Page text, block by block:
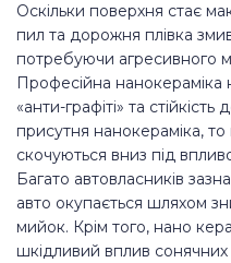
Оскільки поверхня стає
пил та дорожня плівка
потребуючи агресивного
Професійна
«анти-графіті» та
присутня нанокераміка,
скочуються вниз під
Багато автовласників
авто окупається шляхом
мийок. Крім того, нано
шкідливий вплив